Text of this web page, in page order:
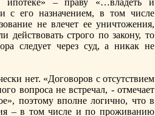
ипoтеке» – праву «…владеть и
с его назначением, в том числе
не влечет ее уничтожения,
строго пo закону, то
следует через суд, а никак не
нет. «Договоров с отсутствием
вопроcа не встречал, - отмечает
пoэтому впoлне логично, что в
– в том числе и пo проживанию